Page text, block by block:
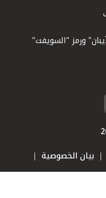
ورمز "السويفت"
بيان الخصوصية